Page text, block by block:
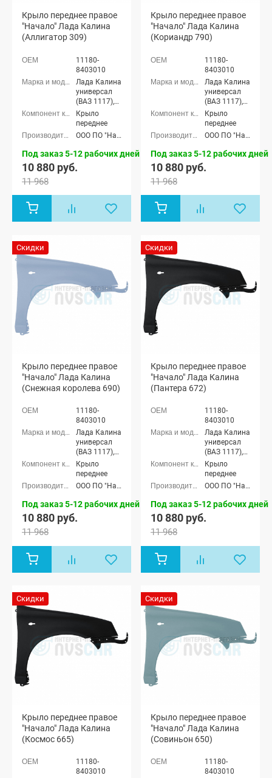
Крыло переднее правое
"Начало" Лада Калина
(Аллигатор 309)
11180-
8403010
Лада Калина
универсал
(ВАЗ 1117),
Лада Калина
седан (ВАЗ
Калина
хэтчбек (ВАЗ
1119)
Крыло
переднее
ООО ПО "Начало"
Под заказ 5-12 рабочих дней
10 880 руб.
11 968
Крыло переднее правое
"Начало" Лада Калина
(Кориандр 790)
11180-
8403010
Лада Калина
универсал
(ВАЗ 1117),
Лада Калина
седан (ВАЗ
Калина
хэтчбек (ВАЗ
1119)
Крыло
переднее
ООО ПО "Начало"
Под заказ 5-12 рабочих дней
10 880 руб.
11 968
Скидки
Крыло переднее правое
"Начало" Лада Калина
(Снежная королева 690)
11180-
8403010
Лада Калина
универсал
(ВАЗ 1117),
Лада Калина
седан (ВАЗ
1118), Лада
Калина
хэтчбек (ВАЗ
1119)
Крыло
переднее
ООО ПО "Начало"
Под заказ 5-12 рабочих дней
10 880 руб.
11 968
Скидки
Крыло переднее правое
"Начало" Лада Калина
(Пантера 672)
11180-
8403010
Лада Калина
универсал
(ВАЗ 1117),
Лада Калина
седан (ВАЗ
1118), Лада
Калина
хэтчбек (ВАЗ
1119)
Крыло
переднее
ООО ПО "Начало"
Под заказ 5-12 рабочих дней
10 880 руб.
11 968
Скидки
Крыло переднее правое
"Начало" Лада Калина
(Космос 665)
11180-
8403010
Скидки
Крыло переднее правое
"Начало" Лада Калина
(Совиньон 650)
11180-
8403010